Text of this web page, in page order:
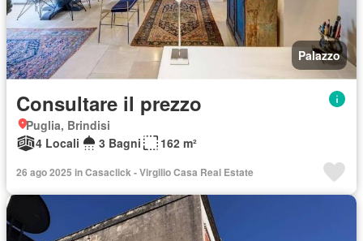
Palazzo
Consultare il prezzo
Puglia, Brindisi
4 Locali
3 Bagni 162 m²
26 ago 2025 in Casaclick - Virgilio Casa Real Estate